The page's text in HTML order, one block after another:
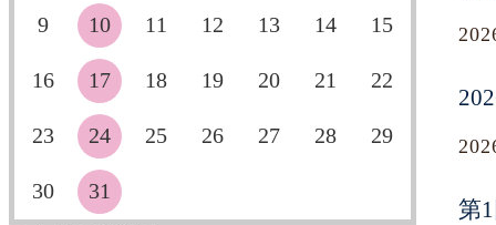
9 10 11 12 13 14 15
16 17 18 19 20 21 22
23 24 25 26 27 28 29
30 31
第